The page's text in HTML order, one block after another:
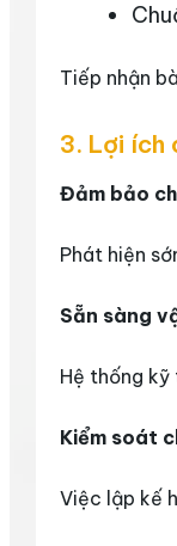
Tiếp nhận
3. Lợi ích
Đảm bảo
Phát hiện
Sẵn sàng
Hệ thống kỹ
Kiểm soát
Việc lập kế